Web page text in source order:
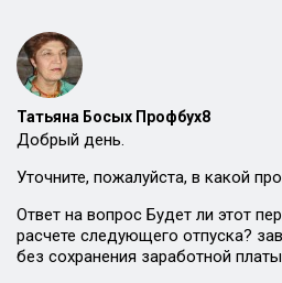
Татьяна Босых Профбух8
Добрый день.
Уточните, пожалуйста, в какой
Ответ на вопрос Будет ли этот
расчете следующего отпуска?
без сохранения заработной